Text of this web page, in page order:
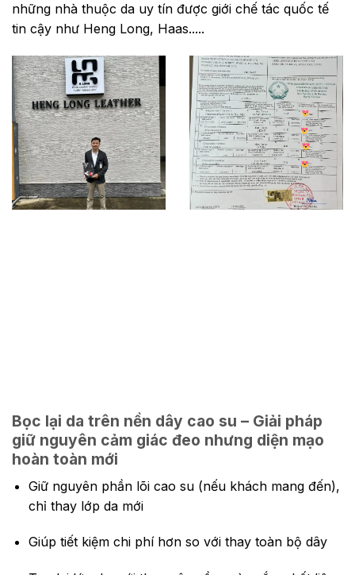
những nhà thuộc da uy tín được giới chế tác quốc tế
tin cậy như Heng Long, Haas.....
Bọc lại da trên nền dây cao su – Giải pháp
giữ nguyên cảm giác đeo nhưng diện mạo
hoàn toàn mới
Giữ nguyên phần lõi cao su (nếu khách mang đến),
chỉ thay lớp da mới
Giúp tiết kiệm chi phí hơn so với thay toàn bộ dây